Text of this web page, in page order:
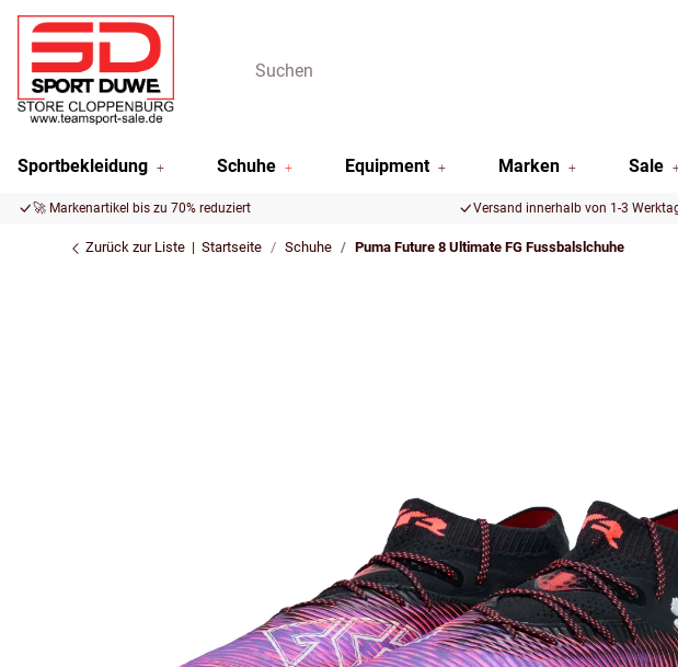
Sportbekleidung Schuhe Equipment Marken Sale
🚀 Markenartikel bis zu 70% reduziert Versand innerhalb von 1-3
Zurück zur Liste Startseite Schuhe Puma Future 8 Ultimate FG Fussbalslchuhe